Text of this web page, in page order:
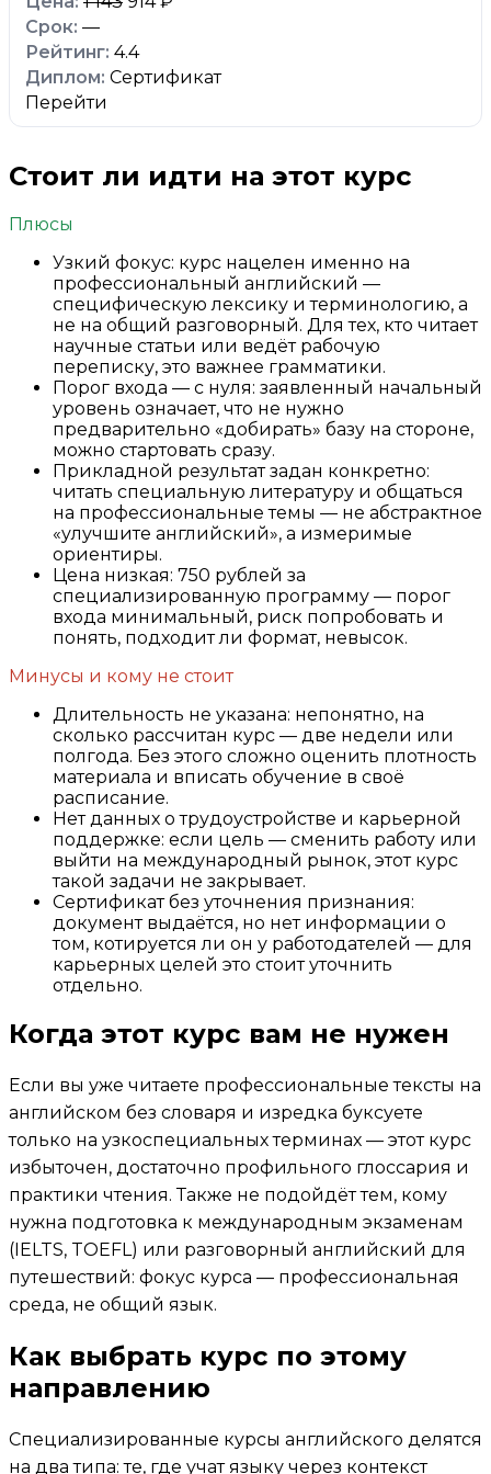
—
4.4
Сертификат
Перейти
Стоит ли идти на этот курс
Плюсы
Узкий фокус: курс нацелен именно на
профессиональный английский —
специфическую лексику и терминологию, а
не на общий разговорный. Для тех, кто читает
научные статьи или ведёт рабочую
переписку, это важнее грамматики.
Порог входа — с нуля: заявленный начальный
уровень означает, что не нужно
предварительно «добирать» базу на стороне,
можно стартовать сразу.
Прикладной результат задан конкретно:
читать специальную литературу и общаться
на профессиональные темы — не абстрактное
«улучшите английский», а измеримые
ориентиры.
Цена низкая: 750 рублей за
специализированную программу — порог
входа минимальный, риск попробовать и
понять, подходит ли формат, невысок.
Минусы и кому не стоит
Длительность не указана: непонятно, на
сколько рассчитан курс — две недели или
полгода. Без этого сложно оценить плотность
материала и вписать обучение в своё
расписание.
Нет данных о трудоустройстве и карьерной
поддержке: если цель — сменить работу или
выйти на международный рынок, этот курс
такой задачи не закрывает.
Сертификат без уточнения признания:
документ выдаётся, но нет информации о
том, котируется ли он у работодателей — для
карьерных целей это стоит уточнить
отдельно.
Когда этот курс вам не нужен
Если вы уже читаете профессиональные тексты на
английском без словаря и изредка буксуете
только на узкоспециальных терминах — этот курс
избыточен, достаточно профильного глоссария и
практики чтения. Также не подойдёт тем, кому
нужна подготовка к международным экзаменам
(IELTS, TOEFL) или разговорный английский для
путешествий: фокус курса — профессиональная
среда, не общий язык.
Как выбрать курс по этому
направлению
Специализированные курсы английского делятся
на два типа: те, где учат языку через контекст